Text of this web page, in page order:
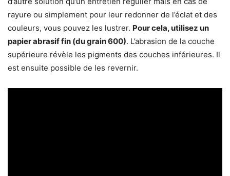
rayure ou simplement pour leur redonner de l’éclat et des
couleurs, vous pouvez les lustrer. Pour cela, utilisez un
papier abrasif fin (dugrain600). L’abrasion de la couche
supérieure révèle les pigments des couches inférieures. Il
est ensuite possible de les revernir.